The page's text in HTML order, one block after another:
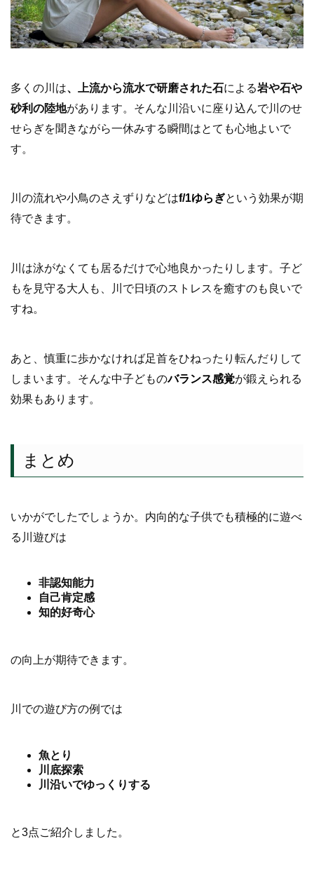
多くの川は、上流から流水で研磨された石による岩や石や
砂利の陸地があります。そんな川沿いに座り込んで川のせ
せらぎを聞きながら一休みする瞬間はとても心地よいで
す。
川の流れや小鳥のさえずりなどはf/1ゆらぎという効果が期
待できます。
川は泳がなくても居るだけで心地良かったりします。子ど
もを見守る大人も、川で日頃のストレスを癒すのも良いで
すね。
あと、慎重に歩かなければ足首をひねったり転んだりして
しまいます。そんな中子どものバランス感覚が鍛えられる
効果もあります。
まとめ
いかがでしたでしょうか。内向的な子供でも積極的に遊べ
る川遊びは
非認知能力
自己肯定感
知的好奇心
の向上が期待できます。
川での遊び方の例では
魚とり
川底探索
川沿いでゆっくりする
と3点ご紹介しました。